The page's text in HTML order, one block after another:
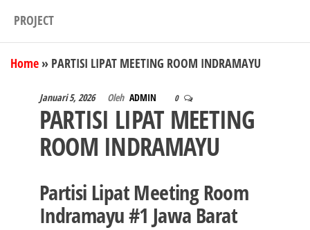
PROJECT
Home » PARTISI LIPAT MEETING ROOM INDRAMAYU
Januari 5, 2026 Oleh ADMIN 0
PARTISI LIPAT MEETING
ROOM INDRAMAYU
Partisi Lipat Meeting Room
Indramayu #1 Jawa Barat